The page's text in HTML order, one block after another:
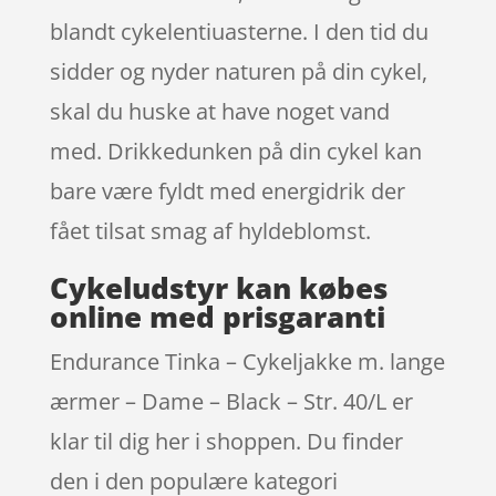
blandt cykelentiuasterne. I den tid du
sidder og nyder naturen på din cykel,
skal du huske at have noget vand
med. Drikkedunken på din cykel kan
bare være fyldt med energidrik der
fået tilsat smag af hyldeblomst.
Cykeludstyr kan købes
online med prisgaranti
Endurance Tinka – Cykeljakke m. lange
ærmer – Dame – Black – Str. 40/L er
klar til dig her i shoppen. Du finder
den i den populære kategori